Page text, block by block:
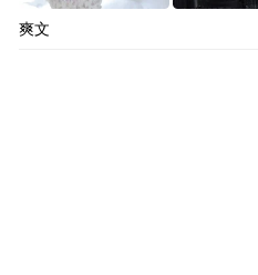
爽文